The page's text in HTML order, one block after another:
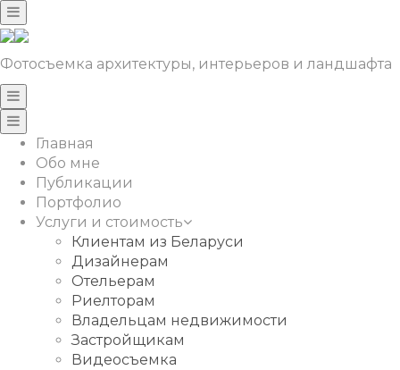
Фотосъемка архитектуры, интерьеров и ландшафта
Главная
Обо мне
Публикации
Портфолио
Услуги и стоимость
Клиентам из Беларуси
Дизайнерам
Отельерам
Риелторам
Владельцам недвижимости
Застройщикам
Видеосъемка